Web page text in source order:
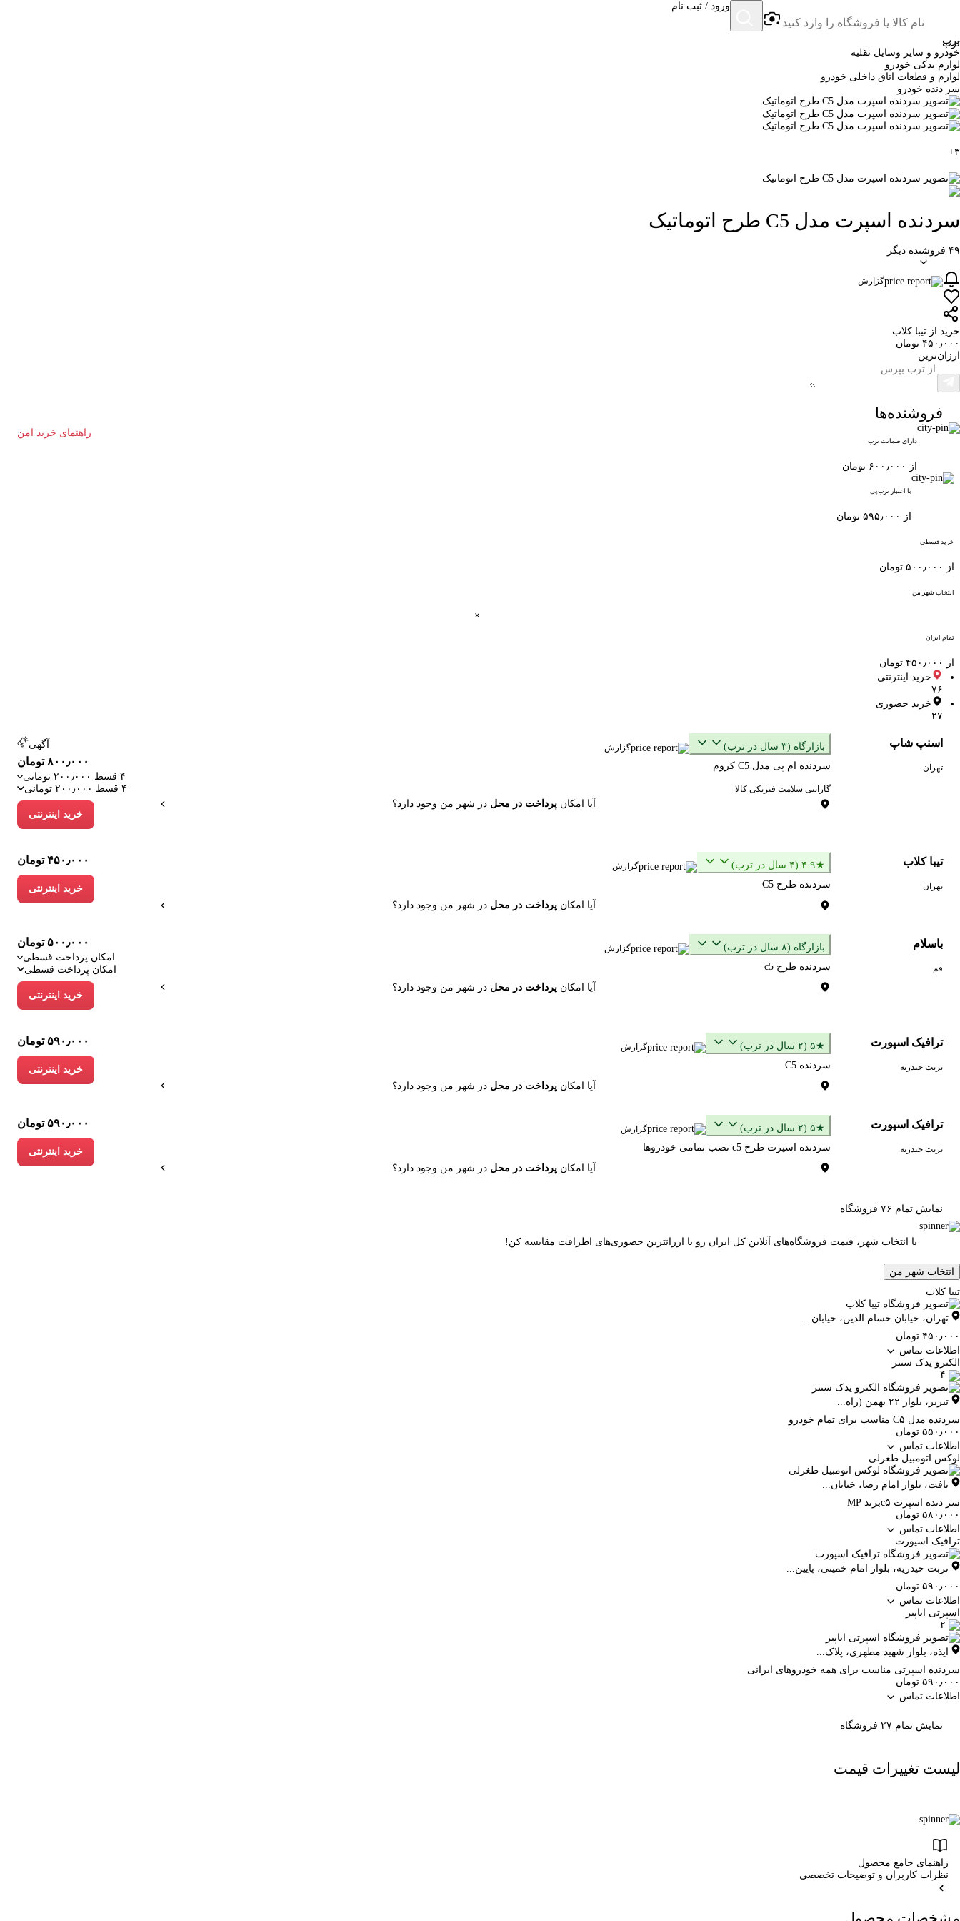
ترب
ورود / ثبت نام
ترب
خودرو و سایر وسایل نقلیه
لوازم یدکی خودرو
لوازم و قطعات اتاق داخلی خودرو
سر دنده خودرو
۳+
سردنده اسپرت مدل C5 طرح اتوماتیک
۴۹ فروشنده دیگر
گزارش
خرید از تیبا کلاب
۴۵۰٫۰۰۰ تومان
ارزان‌ترین
فروشنده‌ها
راهنمای خرید امن
دارای ضمانت ترب
از ۶۰۰٫۰۰۰ تومان
با اعتبار ترب‌پی
از ۵۹۵٫۰۰۰ تومان
خرید قسطی
از ۵۰۰٫۰۰۰ تومان
انتخاب شهر من
تمام ایران
از ۴۵۰٫۰۰۰ تومان
خرید اینترنتی
۷۶
خرید حضوری
۲۷
اسنپ شاپ
تهران
بازارگاه (۳ سال در ترب) گزارش
سردنده ام پی مدل C5 کروم
گارانتی سلامت فیزیکی کالا
آیا امکانپرداخت در محل در شهر من وجود دارد؟
آگهی
۸۰۰٫۰۰۰ تومان
۴ قسط ۲۰۰٫۰۰۰ تومانی
۴ قسط ۲۰۰٫۰۰۰ تومانی
خرید اینترنتی
تیبا کلاب
تهران
★۴.۹ (۴ سال در ترب) گزارش
سردنده طرح C5
آیا امکانپرداخت در محل در شهر من وجود دارد؟
۴۵۰٫۰۰۰ تومان
خرید اینترنتی
باسلام
قم
بازارگاه (۸ سال در ترب) گزارش
سردنده طرح c5
آیا امکانپرداخت در محل در شهر من وجود دارد؟
۵۰۰٫۰۰۰ تومان
امکان پرداخت قسطی
امکان پرداخت قسطی
خرید اینترنتی
ترافیک اسپورت
تربت حیدریه
★۵ (۲ سال در ترب) گزارش
سردنده C5
آیا امکانپرداخت در محل در شهر من وجود دارد؟
۵۹۰٫۰۰۰ تومان
خرید اینترنتی
ترافیک اسپورت
تربت حیدریه
★۵ (۲ سال در ترب) گزارش
سردنده اسپرت طرح c5 نصب تمامی خودروها
آیا امکانپرداخت در محل در شهر من وجود دارد؟
۵۹۰٫۰۰۰ تومان
خرید اینترنتی
نمایش تمام ۷۶ فروشگاه
با انتخاب شهر، قیمت فروشگاه‌های آنلاین کل ایران رو با ارزانترین حضوری‌های اطرافت مقایسه کن!
انتخاب شهر من
تیبا کلاب
تهران، خیابان حسام الدین، خیابان...
۴۵۰٫۰۰۰ تومان
اطلاعات تماس
الکترو یدک سنتر
۴
تبریز ، بلوار ۲۲ بهمن (راه...
سردنده مدل C۵ مناسب برای تمام خودرو
۵۵۰٫۰۰۰ تومان
اطلاعات تماس
لوکس اتومبیل طغرلی
بافت، بلوار امام رضا، خیابان...
سر دنده اسپرت c۵برند MP
۵۸۰٫۰۰۰ تومان
اطلاعات تماس
ترافیک اسپورت
تربت حیدریه، بلوار امام خمینی، پایین...
۵۹۰٫۰۰۰ تومان
اطلاعات تماس
اسپرتی ایاپیر
۲
ایذه، بلوار شهید مطهری، پلاک...
سردنده اسپرتی مناسب برای همه خودروهای ايرانی
۵۹۰٫۰۰۰ تومان
اطلاعات تماس
نمایش تمام ۲۷ فروشگاه
لیست تغییرات قیمت
راهنمای جامع محصول
نظرات کاربران و توضیحات تخصصی